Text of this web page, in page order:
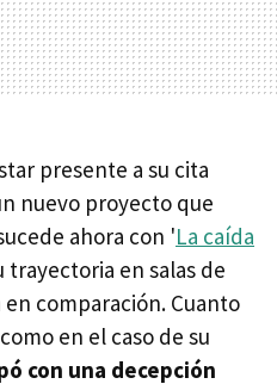
presente a su cita
nuevo proyecto que
ahora con 'La caída
trayectoria en salas de
comparación. Cuanto
en el caso de su
con una decepción